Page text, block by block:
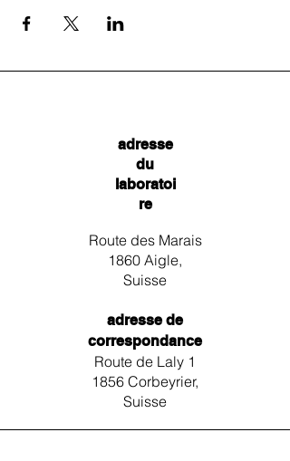
adresse
du
laboratoi
re
Route des Marais
1860 Aigle,
Suisse
adresse de
correspondance
Route de Laly 1
1856 Corbeyrier,
Suisse